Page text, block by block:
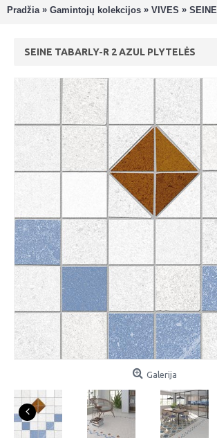
Pradžia » Gamintojų kolekcijos » VIVES » SEINE
SEINE TABARLY-R 2 AZUL PLYTELĖS
Galerija